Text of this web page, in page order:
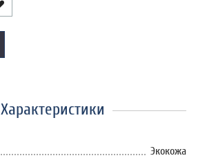
Характеристики
Экокожа